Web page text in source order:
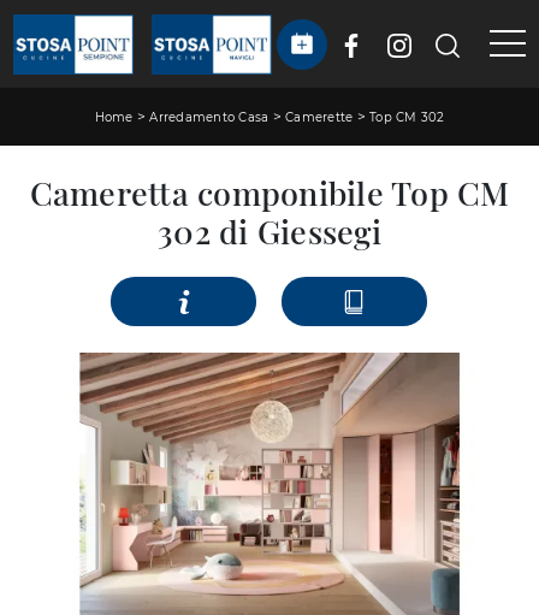
Home >Arredamento Casa > Camerette > Top CM 302
Cameretta componibile Top CM
302 di Giessegi